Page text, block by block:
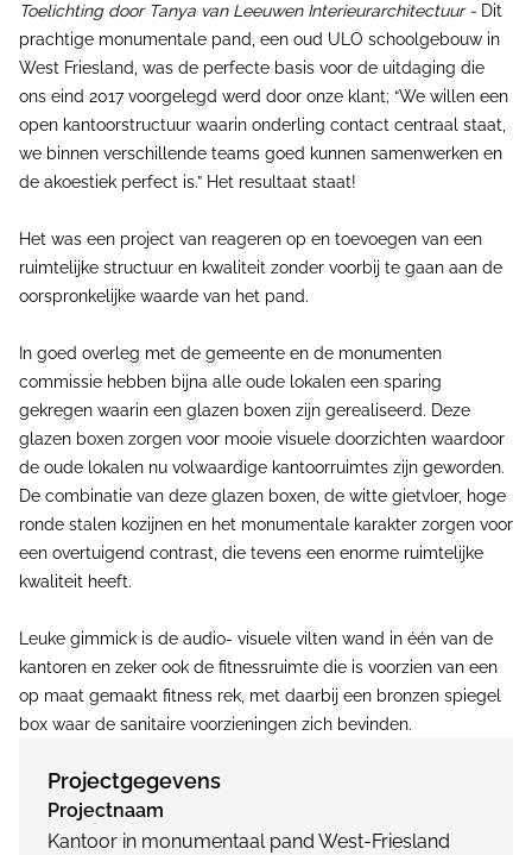
Toelichting door Tanya van Leeuwen Interieurarchitectuur - Dit
prachtige monumentale pand, een oud ULO schoolgebouw in
West Friesland, was de perfecte basis voor de uitdaging die
ons eind 2017 voorgelegd werd door onze klant; “We willen een
open kantoorstructuur waarin onderling contact centraal staat,
we binnen verschillende teams goed kunnen samenwerken en
de akoestiek perfect is.” Het resultaat staat!
Het was een project van reageren op en toevoegen van een
ruimtelijke structuur en kwaliteit zonder voorbij te gaan aan de
oorspronkelijke waarde van het pand.
In goed overleg met de gemeente en de monumenten
commissie hebben bijna alle oude lokalen een sparing
gekregen waarin een glazen boxen zijn gerealiseerd. Deze
glazen boxen zorgen voor mooie visuele doorzichten waardoor
de oude lokalen nu volwaardige kantoorruimtes zijn geworden.
De combinatie van deze glazen boxen, de witte gietvloer, hoge
ronde stalen kozijnen en het monumentale karakter zorgen voor
een overtuigend contrast, die tevens een enorme ruimtelijke
kwaliteit heeft.
Leuke gimmick is de audio- visuele vilten wand in één van de
kantoren en zeker ook de fitnessruimte die is voorzien van een
op maat gemaakt fitness rek, met daarbij een bronzen spiegel
box waar de sanitaire voorzieningen zich bevinden.
Projectgegevens
Projectnaam
Kantoor in monumentaal pand West-Friesland